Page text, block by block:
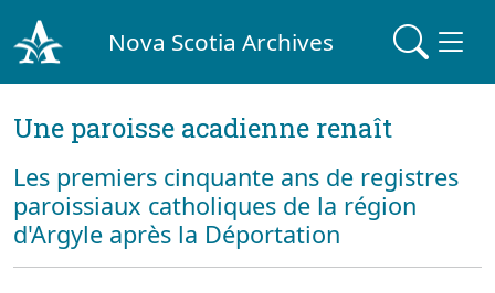
Nova Scotia Archives
Une paroisse acadienne renaît
Les premiers cinquante ans de registres
paroissiaux catholiques de la région
d'Argyle après la Déportation